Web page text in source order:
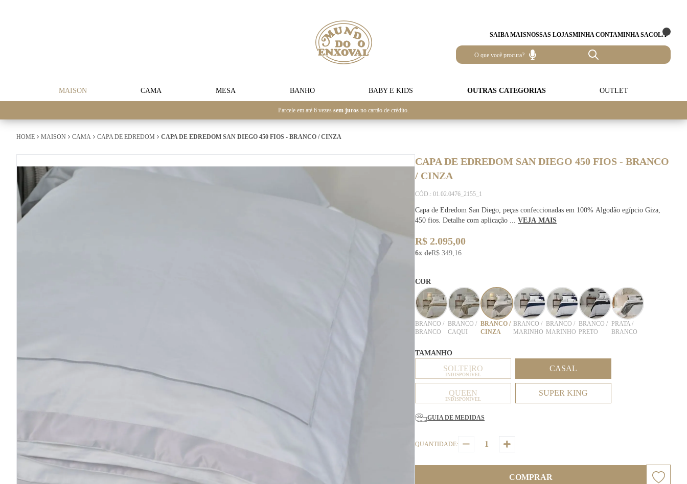
SAIBA MAISNOSSAS LOJASMINHA CONTAMINHA SACOLA
MAISON CAMA MESA BANHO BABY E KIDS OUTRAS CATEGORIAS OUTLET
Parcele em até 6 vezes sem juros no cartão de crédito.
HOME MAISON CAMA CAPA DE EDREDOM CAPA DE EDREDOM SAN DIEGO 450 FIOS - BRANCO / CINZA
CAPA DE EDREDOM SAN DIEGO 450 FIOS - BRANCO
/ CINZA
CÓD.: 01.02.0476_2155_1
Capa de Edredom San Diego, peças confeccionadas em 100% Algodão egípcio Giza,
450 fios. Detalhe com aplicação ... VEJA MAIS
R$ 2.095,00
6x deR$ 349,16
COR
BRANCO /
BRANCO
BRANCO /
CAQUI
BRANCO /
CINZA
BRANCO /
MARINHO
BRANCO /
MARINHO
BRANCO /
PRETO
PRATA /
BRANCO
TAMANHO
SOLTEIRO
INDISPONÍVEL
CASAL
QUEEN
INDISPONÍVEL
SUPER KING
GUIA DE MEDIDAS
QUANTIDADE:
COMPRAR